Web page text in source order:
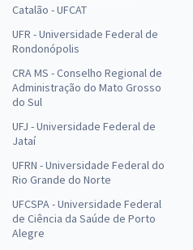
Catalão - UFCAT
UFR - Universidade Federal de
Rondonópolis
CRA MS - Conselho Regional de
Administração do Mato Grosso
do Sul
UFJ - Universidade Federal de
Jataí
UFRN - Universidade Federal do
Rio Grande do Norte
UFCSPA - Universidade Federal
de Ciência da Saúde de Porto
Alegre